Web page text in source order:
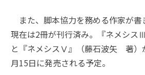
また、脚本協力を務める作家が書
現在は2冊が刊行済み。『ネメシ
と『ネメシスⅤ』（藤石波矢 著
月15日に発売される予定。